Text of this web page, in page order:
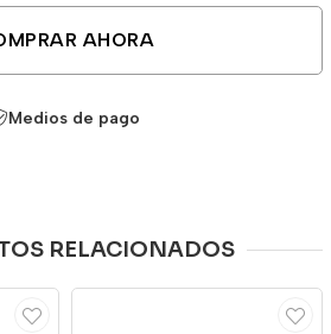
AHORA
Medios de pago
RELACIONADOS